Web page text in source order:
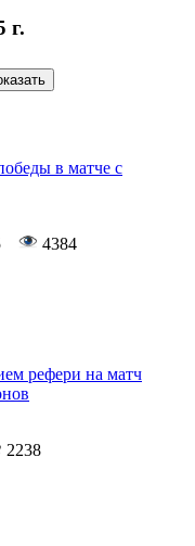
г.
в матче с
4384
рефери на матч
2238